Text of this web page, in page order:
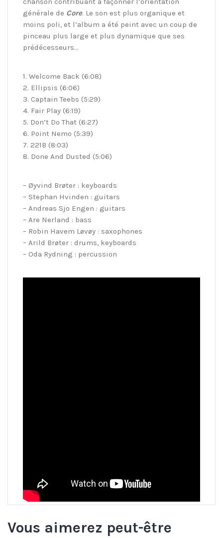
générale de Core. Le son est plus organique et
moins poli, et l’album a été peint avec un coup de
pinceau plus large et plus dynamique que ses
prédécesseurs…
1. Welcome Back (6:08)
2. Ellipsis (6:06)
3. Captain Teebs (5:29)
4. Fair Play (6:19)
5. Don’t Do That (6:27)
6. Point Nemo (5:39)
7. 221B (8:03)
8. Done And Dusted (5:06)
– Øyvind Brøter : keyboards
– Stephan Hvinden : guitars
– Andreas Sjo Engen : guitars
– Are Nerland : bass
– Robin Havem Løvøy : saxophones
– Arild Brøter : drums, keyboards
– Oda Rydning : percussion
Vous aimerez peut-être